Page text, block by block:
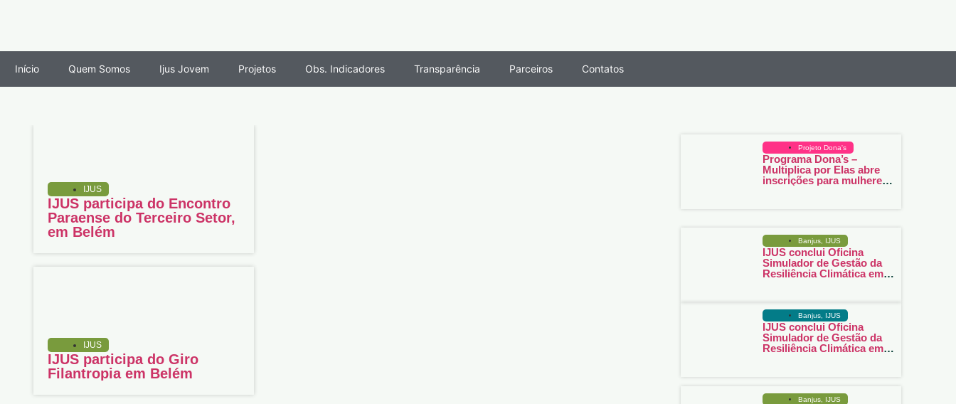
Início Quem Somos Ijus Jovem Projetos Obs. Indicadores Transparência Parceiros Contatos
IJUS
IJUS participa do Encontro
Paraense do Terceiro Setor,
em Belém
IJUS
IJUS participa do Giro
Filantropia em Belém
Projeto Dona's
Programa Dona’s –
Multiplica por Elas abre
inscrições para mulheres
Banjus, IJUS
IJUS conclui Oficina
Simulador de Gestão da
Resiliência Climática em
Banjus, IJUS
IJUS conclui Oficina
Simulador de Gestão da
Resiliência Climática em
Banjus, IJUS